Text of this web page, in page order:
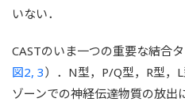
いない．
CASTのいま一つの重要な結合
図2, 3）．N型，P/Q型，R型，
ゾーンでの神経伝達物質の放出